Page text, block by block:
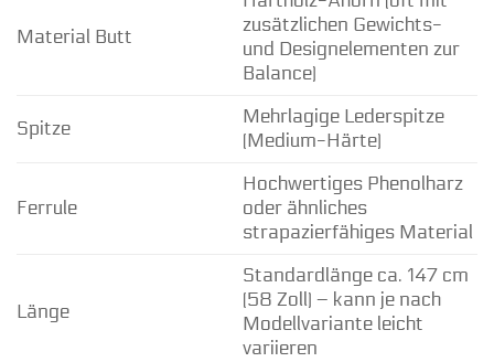
Material Butt
zusätzlichen Gewichts-
und Designelementen zur
Balance)
Spitze
Mehrlagige Lederspitze
(Medium-Härte)
Ferrule
Hochwertiges Phenolharz
oder ähnliches
strapazierfähiges Material
Länge
Standardlänge ca. 147 cm
(58 Zoll) – kann je nach
Modellvariante leicht
variieren